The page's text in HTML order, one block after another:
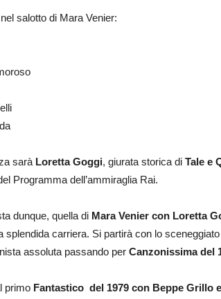
salotto di Mara Venier:
sarà Loretta Goggi, giurata storica di Tale e
Programma dell’ammiraglia Rai.
dunque, quella di Mara Venier con Loretta
splendida carriera. Si partirà con lo sceneggiato
assoluta passando per Canzonissima del
primo Fantastico del 1979 con Beppe Grillo